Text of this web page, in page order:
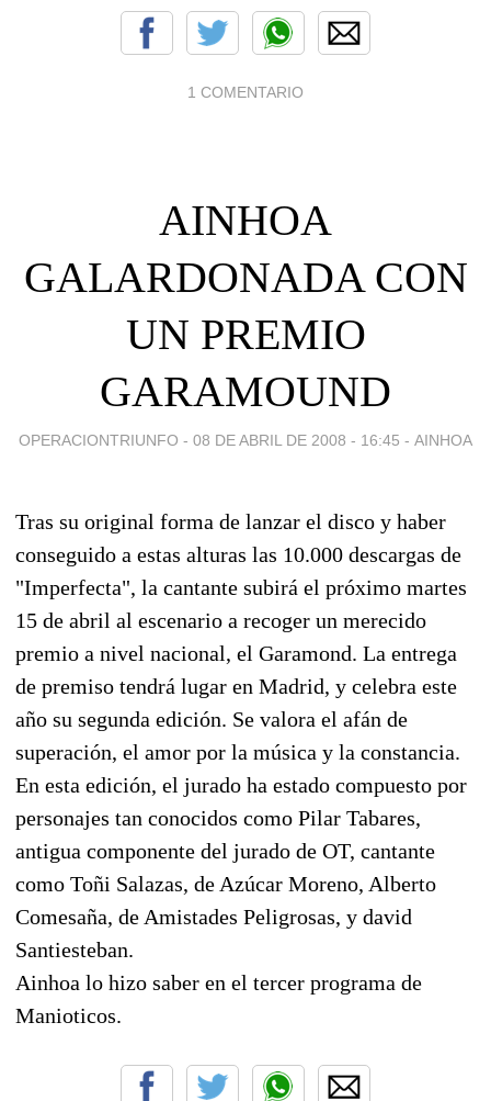
1 COMENTARIO
AINHOA
GALARDONADA CON
UN PREMIO
GARAMOUND
OPERACIONTRIUNFO - 08 DE ABRIL DE 2008 - 16:45 - AINHOA
Tras su original forma de lanzar el disco y haber
conseguido a estas alturas las 10.000 descargas de
"Imperfecta", la cantante subirá el próximo martes
15 de abril al escenario a recoger un merecido
premio a nivel nacional, el Garamond. La entrega
de premiso tendrá lugar en Madrid, y celebra este
año su segunda edición. Se valora el afán de
superación, el amor por la música y la constancia.
En esta edición, el jurado ha estado compuesto por
personajes tan conocidos como Pilar Tabares,
antigua componente del jurado de OT, cantante
como Toñi Salazas, de Azúcar Moreno, Alberto
Comesaña, de Amistades Peligrosas, y david
Santiesteban.
Ainhoa lo hizo saber en el tercer programa de
Manioticos.